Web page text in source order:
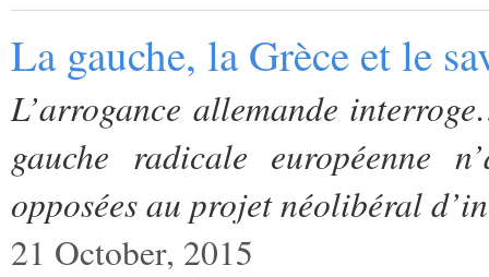
La gauche, la Grèce et le
L’arrogance allemande
gauche radicale européenne
opposées au projet néolibéral
21 October, 2015